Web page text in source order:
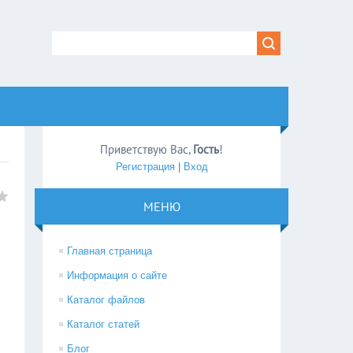
Приветствую Вас, Гость!
Регистрация| Вход
МЕНЮ
Главная страница
Информация о сайте
Каталог файлов
Каталог статей
Блог